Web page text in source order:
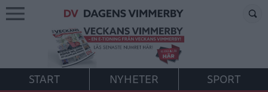
START NYHETER
SPORT